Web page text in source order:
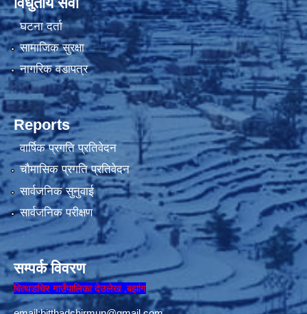
घटना दर्ता
सामाजिक सुरक्षा
नागरिक वडापत्र
Reports
वार्षिक प्रगति प्रतिवेदन
चौमासिक प्रगति प्रतिवेदन
सार्वजनिक सुनुवाई
सार्वजनिक परीक्षण
सम्पर्क विवरण
बित्थडचिर गाउँपालिका देउलेख ,बझांग